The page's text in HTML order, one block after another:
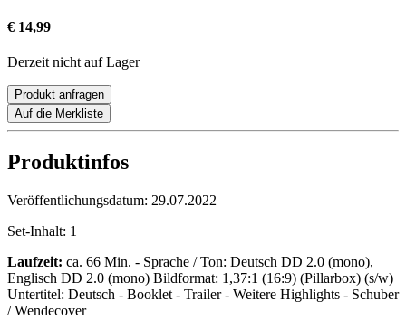
€ 14,99
Derzeit nicht auf Lager
Produkt anfragen
Auf die Merkliste
Produktinfos
Veröffentlichungsdatum: 29.07.2022
Set-Inhalt: 1
Laufzeit: ca. 66 Min. - Sprache / Ton: Deutsch DD 2.0 (mono),
Englisch DD 2.0 (mono) Bildformat: 1,37:1 (16:9) (Pillarbox) (s/w)
Untertitel: Deutsch - Booklet - Trailer - Weitere Highlights - Schuber
/ Wendecover